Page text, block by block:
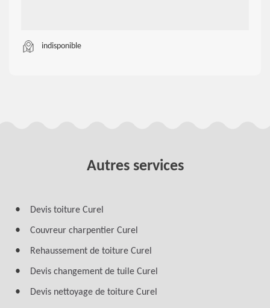
indisponible
Autres services
Devis toiture Curel
Couvreur charpentier Curel
Rehaussement de toiture Curel
Devis changement de tuile Curel
Devis nettoyage de toiture Curel